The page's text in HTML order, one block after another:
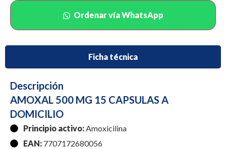
Ordenar vía WhatsApp
Ficha técnica
Descripción
AMOXAL 500 MG 15 CAPSULAS A
DOMICILIO
Principio activo:Amoxicilina
EAN: 7707172680056